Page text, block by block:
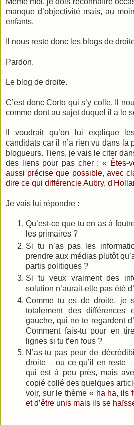
manque d’objectivité mais, au
enfants.
Il nous reste donc les blogs de
Pardon.
Le blog de droite.
C’est donc Corto qui s’y colle. Il
comme dont au sujet duquel il a le
Il voudrait qu’on lui explique
candidats car il n’a rien vu dans la
blogueurs. Tiens, je vais le citer
des liens pour pas cher : « Êtes-
aussi préciseque possible, avec
dire ce qui différencieAubry,
Je vais lui répondre :
Qu’est-ce que tu en as à
les primaires ?
Si tu n’as pas les
prendre aux médias plutôt
partis politiques ?
Si tu veux vraiment des
solution n’aurait-elle pas été
Comme tu es de droite, je
totalement des différences
gauche, qui ne te regardent
Comment fais-tu pour en
lignes si tu t’en fous ?
N’as-tu pas peur de
droite – ou ce qu’il en reste
qui est à peu près, mais
copié collé des quelques
voir, sur le thème « ha ha, ils
et d’être unis mais ils se